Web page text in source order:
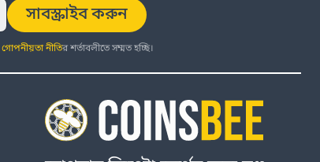
সাবস্ক্রাইব করুন
গোপনীয়তা নীতির শর্তাবলীতে সম্মত হচ্ছি।